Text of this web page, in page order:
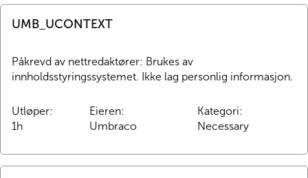
UMB_UCONTEXT
Påkrevd av nettredaktører: Brukes av
innholdsstyringssystemet. Ikke lag personlig informasjon.
Utløper:
1h
Eieren:
Umbraco
Kategori:
Necessary